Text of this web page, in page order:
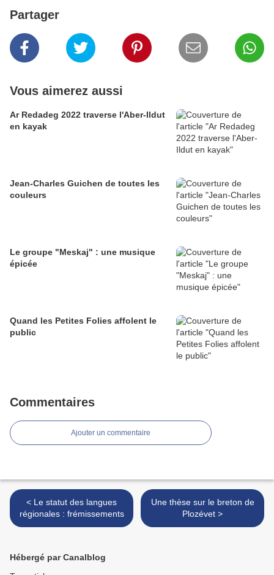
Partager
Vous aimerez aussi
Ar Redadeg 2022 traverse l'Aber-Ildut
en kayak
Jean-Charles Guichen de toutes les
couleurs
Le groupe "Meskaj" : une musique
épicée
Quand les Petites Folies affolent le
public
Commentaires
Ajouter un commentaire
< Le statut des langues
régionales : frémissements
Une thèse sur le breton de
Plozévet >
Hébergé par Canalblog